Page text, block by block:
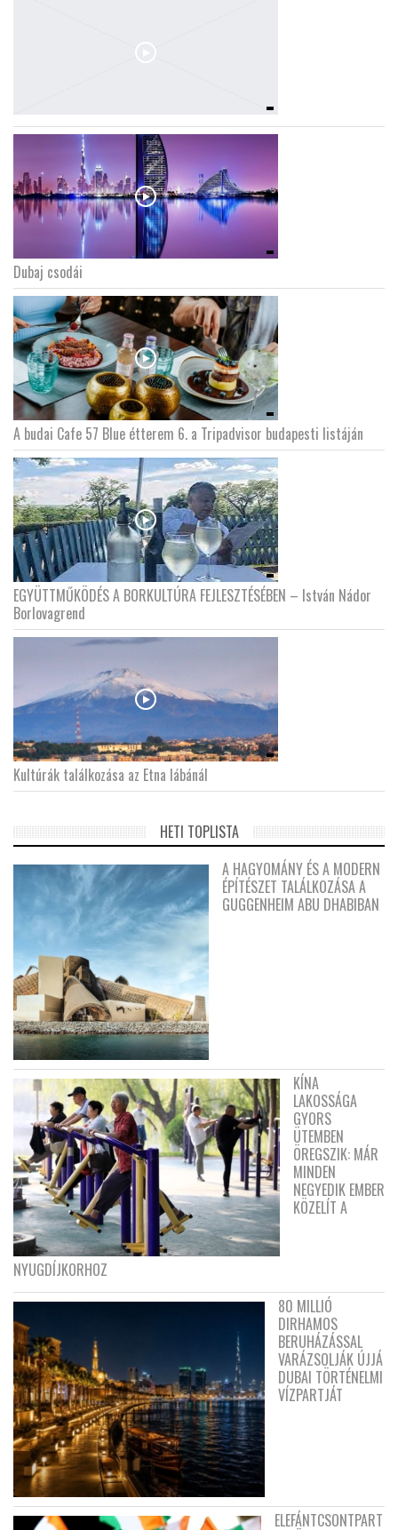
Dubaj csodái
A budai Cafe 57 Blue étterem 6. a Tripadvisor budapesti listáján
EGYÜTTMŰKÖDÉS A BORKULTÚRA FEJLESZTÉSÉBEN – István Nádor
Borlovagrend
Kultúrák találkozása az Etna lábánál
HETI TOPLISTA
A HAGYOMÁNY ÉS A MODERN
ÉPÍTÉSZET TALÁLKOZÁSA A
GUGGENHEIM ABU DHABIBAN
KÍNA
LAKOSSÁGA
GYORS
ÜTEMBEN
ÖREGSZIK: MÁR
MINDEN
NEGYEDIK EMBER
KÖZELÍT A
NYUGDÍJKORHOZ
80 MILLIÓ
DIRHAMOS
BERUHÁZÁSSAL
VARÁZSOLJÁK ÚJJÁ
DUBAI TÖRTÉNELMI
VÍZPARTJÁT
ELEFÁNTCSONTPART